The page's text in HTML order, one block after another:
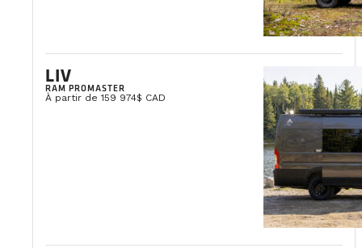
LIV
RAM PROMASTER
À partir de 159 974$ CAD